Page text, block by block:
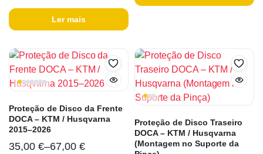
Ler mais
Proteção de Disco da Frente
DOCA – KTM / Husqvarna
2015–2026
35,00 €–67,00 €
Proteção de Disco Traseiro
DOCA – KTM / Husqvarna
(Montagem no Suporte da